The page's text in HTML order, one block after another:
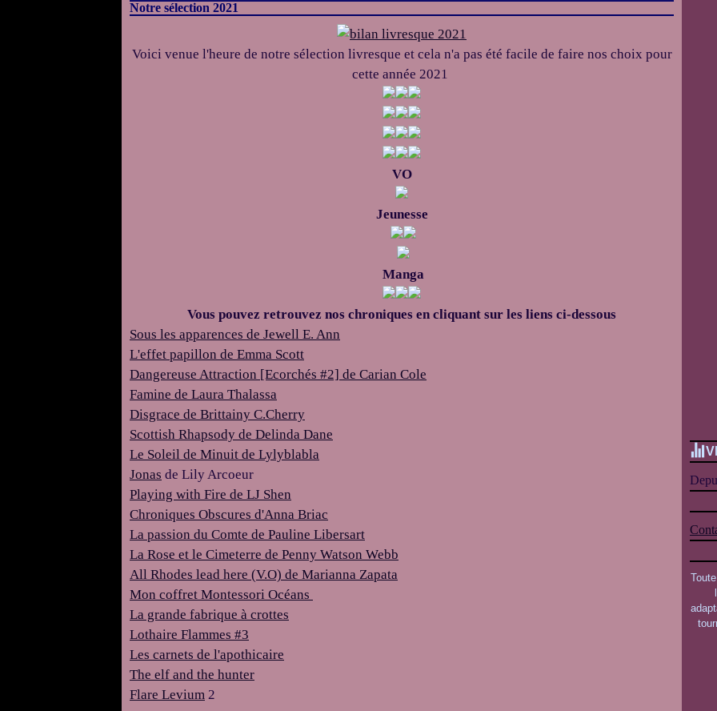
Notre sélection 2021
Voici venue l'heure de notre sélection livresque et cela n'a pas été facile de faire nos choix pour
cette année 2021
VO
Jeunesse
Manga
Vous pouvez retrouvez nos chroniques en cliquant sur les liens ci-dessous
Sous les apparences de Jewell E. Ann
L'effet papillon de Emma Scott
Dangereuse Attraction [Ecorchés #2] de Carian Cole
Famine de Laura Thalassa
Disgrace de Brittainy C.Cherry
Scottish Rhapsody de Delinda Dane
Le Soleil de Minuit de Lylyblabla
Jonas de Lily Arcoeur
Playing with Fire de LJ Shen
Chroniques Obscures d'Anna Briac
La passion du Comte de Pauline Libersart
La Rose et le Cimeterre de Penny Watson Webb
All Rhodes lead here (V.O) de Marianna Zapata
Mon coffret Montessori Océans
La grande fabrique à crottes
Lothaire Flammes #3
Les carnets de l'apothicaire
The elf and the hunter
Flare Levium 2